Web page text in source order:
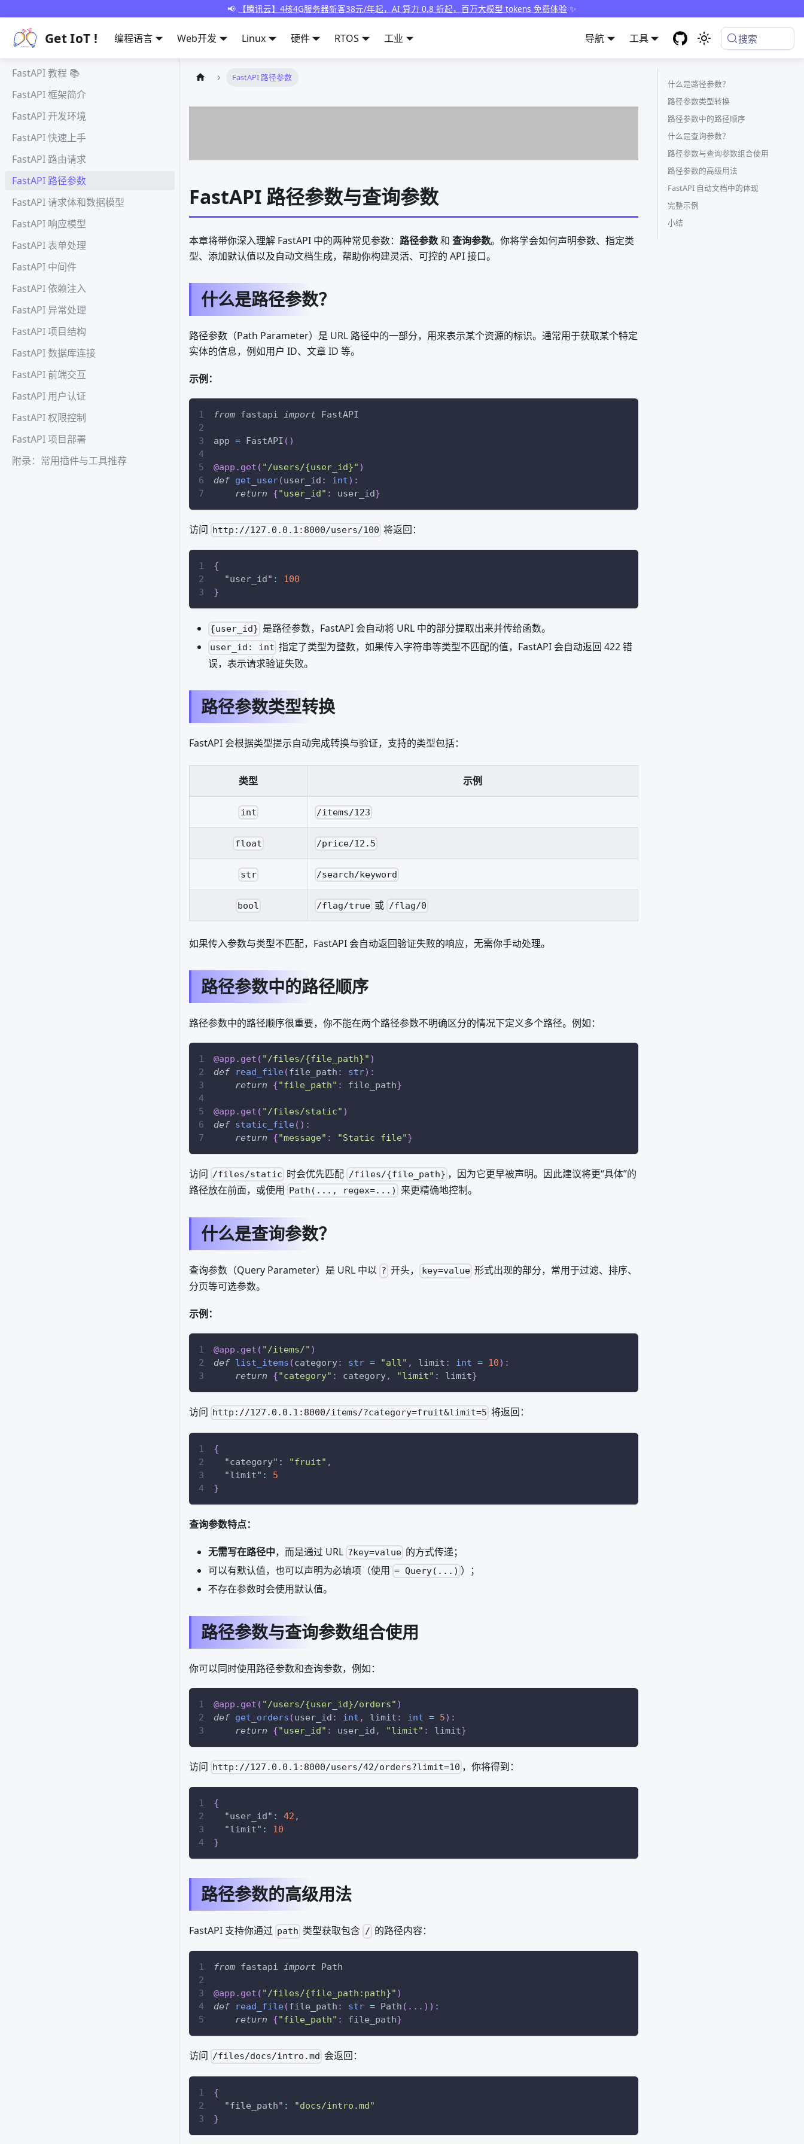
📢 【腾讯云】4核4G服务器新客38元/年起，AI 算力 0.8 折起，百万大模型 tokens 免费体验 ✨
Get IoT ! 编程语言 Web开发 Linux 硬件 RTOS 工业 导航 工具 搜索
FastAPI 教程 📚
FastAPI 框架简介
FastAPI 开发环境
FastAPI 快速上手
FastAPI 路由请求
FastAPI 路径参数
FastAPI 请求体和数据模型
FastAPI 响应模型
FastAPI 表单处理
FastAPI 中间件
FastAPI 依赖注入
FastAPI 异常处理
FastAPI 项目结构
FastAPI 数据库连接
FastAPI 前端交互
FastAPI 用户认证
FastAPI 权限控制
FastAPI 项目部署
附录：常用插件与工具推荐
FastAPI 路径参数
FastAPI 路径参数与查询参数
本章将带你深入理解 FastAPI 中的两种常见参数： 路径参数和 查询参数。你将学会如何声明参数、指定类
型、添加默认值以及自动文档生成，帮助你构建灵活、可控的 API 接口。
什么是路径参数？
路径参数（Path Parameter）是 URL 路径中的一部分，用来表示某个资源的标识。通常用于获取某个特定
实体的信息，例如用户 ID、文章 ID 等。
示例：
from fastapi import FastAPI
app = FastAPI ( )
@app . get ( "/users/{user_id}" )
def get_user(user_id : int) :
return
{"user_id" : user_id}
访问 http://127.0.0.1:8000/users/100 将返回：
{
"user_id" :
100
}
{user_id} 是路径参数，FastAPI 会自动将 URL 中的部分提取出来并传给函数。
user_id: int 指定了类型为整数，如果传入字符串等类型不匹配的值，FastAPI 会自动返回 422 错
误，表示请求验证失败。
路径参数类型转换
FastAPI 会根据类型提示自动完成转换与验证，支持的类型包括：
类型 示例
int /items/123
float /price/12.5
str /search/keyword
bool /flag/true 或 /flag/0
如果传入参数与类型不匹配，FastAPI 会自动返回验证失败的响应，无需你手动处理。
路径参数中的路径顺序
路径参数中的路径顺序很重要，你不能在两个路径参数不明确区分的情况下定义多个路径。例如：
@app . get ( "/files/{file_path}" )
def
read_file(file_path : str) :
return
{"file_path" : file_path}
@app . get ( "/files/static" )
def static_file( ) :
return
{"message" : "Static file"}
访问 /files/static 时会优先匹配 /files/{file_path} ，因为它更早被声明。因此建议将更“具体”的
路径放在前面，或使用 Path(..., regex=...) 来更精确地控制。
什么是查询参数？
查询参数（Query Parameter）是 URL 中以 ? 开头， key=value 形式出现的部分，常用于过滤、排序、
分页等可选参数。
示例：
@app . get ( "/items/" )
def list_items (category: str = "all" , limit : int = 10) :
return
{"category" : category, "limit" : limit}
访问 http://127.0.0.1:8000/items/?category=fruit&limit=5 将返回：
{
"category" : "fruit" ,
"limit" :
5
}
查询参数特点：
无需写在路径中，而是通过 URL ?key=value 的方式传递；
可以有默认值，也可以声明为必填项（使用 = Query(...) ）；
不存在参数时会使用默认值。
路径参数与查询参数组合使用
你可以同时使用路径参数和查询参数，例如：
@app . get ( "/users/{user_id}/orders" )
def get_orders (user_id : int , limit : int = 5) :
return
{"user_id" : user_id , "limit" : limit}
访问 http://127.0.0.1:8000/users/42/orders?limit=10 ，你将得到：
{
"user_id" : 42 ,
"limit" :
10
}
路径参数的高级用法
FastAPI 支持你通过 path 类型获取包含 / 的路径内容：
from fastapi import Path
@app . get ( "/files/{file_path:path}" )
def
read_file(file_path : str = Path ( . . . ) ) :
return
{"file_path" : file_path}
访问 /files/docs/intro.md 会返回：
{
"file_path" :
"docs/intro.md"
}
什么是路径参数？
路径参数类型转换
路径参数中的路径顺序
什么是查询参数？
路径参数与查询参数组合使用
路径参数的高级用法
FastAPI 自动文档中的体现
完整示例
小结